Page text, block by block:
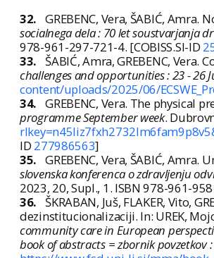
32. GREBENC, Vera, ŠABIĆ, Amra.
socialnega dela : 70 let soustvarjanja
978-961-297-721-4. [COBISS.SI-ID
33. ŠABIĆ, Amra, GREBENC,
challenges and opportunities : 23 - 26
content/uploads/2025/06/
34. GREBENC, Vera. The physical
programme September week.
ID 277986563]
35. GREBENC, Vera, ŠABIĆ,
slovenska konferenca o zdravljenju
2023, 20, Supl., 1. ISBN 978-961-
36. ŠKRABAN, Juš, FLAKER, Vito,
dezinstitucionalizaciji. In: UREK,
community care in European
book of abstracts = zbornik povzetkov